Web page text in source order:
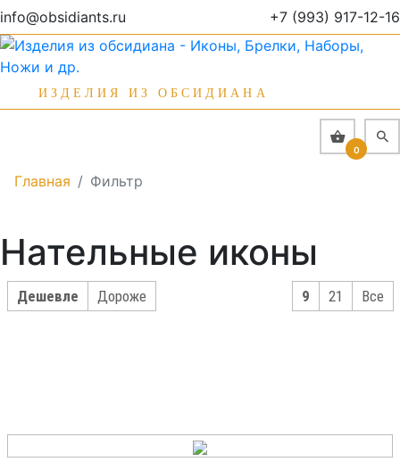
info@obsidiants.ru +7 (993) 917-12-16
ИЗДЕЛИЯ ИЗ ОБСИДИАНА
0
Главная Фильтр
Нательные иконы
Дешевле Дороже 9 21 Все